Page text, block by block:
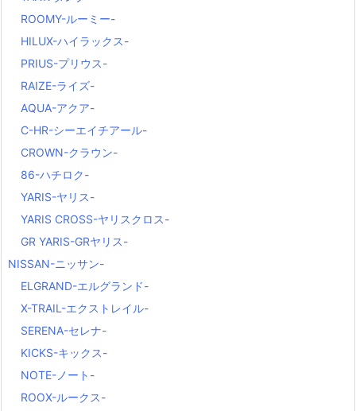
ROOMY-ルーミー-
HILUX-ハイラックス-
PRIUS-プリウス-
RAIZE-ライズ-
AQUA-アクア-
C-HR-シーエイチアール-
CROWN-クラウン-
86-ハチロク-
YARIS-ヤリス-
YARIS CROSS-ヤリスクロス-
GR YARIS-GRヤリス-
NISSAN-ニッサン-
ELGRAND-エルグランド-
X-TRAIL-エクストレイル-
SERENA-セレナ-
KICKS-キックス-
NOTE-ノート-
ROOX-ルークス-